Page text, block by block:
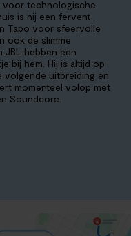
voor technologische
is hij een fervent
Tapo voor sfeervolle
ook de slimme
JBL hebben een
bij hem. Hij is altijd op
volgende uitbreiding en
momenteel volop met
Soundcore.